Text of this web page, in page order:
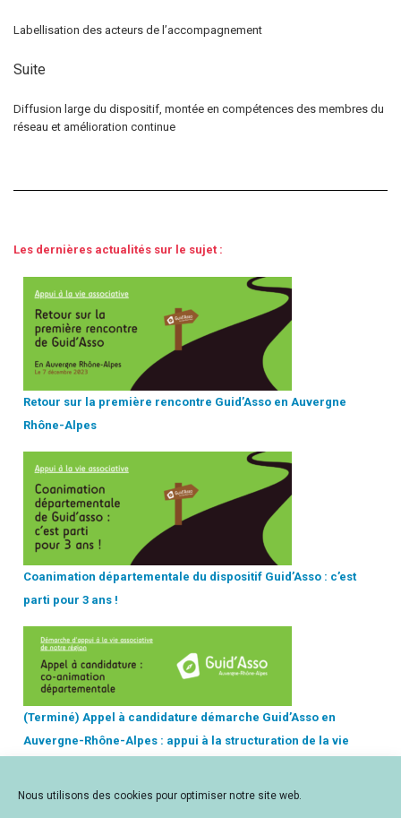
Nous utilisons des cookies pour optimiser notre site web.
Labellisation des acteurs de l’accompagnement
Suite
Diffusion large du dispositif, montée en compétences des membres du
réseau et amélioration continue
Les dernières actualités sur le sujet :
Retour sur la première rencontre Guid’Asso en Auvergne
Rhône-Alpes
Coanimation départementale du dispositif Guid’Asso : c’est
parti pour 3 ans !
(Terminé) Appel à candidature démarche Guid’Asso en
Auvergne-Rhône-Alpes : appui à la structuration de la vie